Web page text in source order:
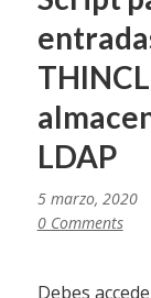
LDAP
5 marzo, 2020
0 Comments
Debes